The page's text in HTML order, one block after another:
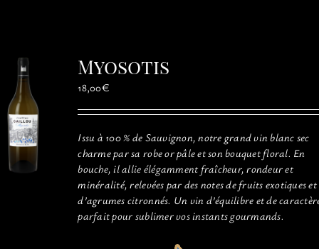
MON PANIERMyosotis
18,00€
Issu à 100 % de Sauvignon, notre grand vin blanc sec
charme par sa robe or pâle et son bouquet floral. En
bouche, il allie élégamment fraîcheur, rondeur et
minéralité, relevées par des notes de fruits exotiques et
d’agrumes citronnés. Un vin d’équilibre et de
parfait pour sublimer vos instants gourmands.